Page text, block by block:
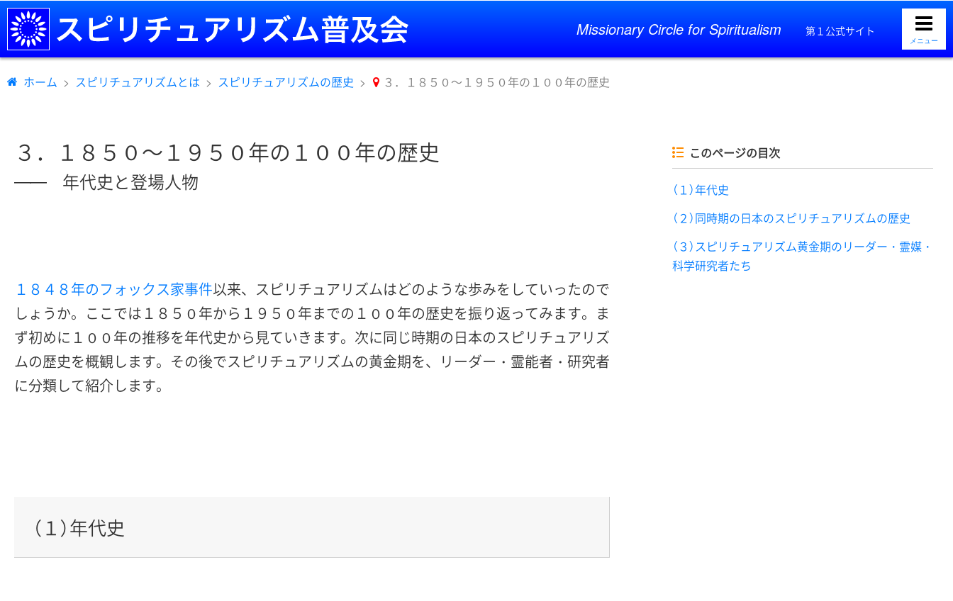
Missionary Circle for Spiritualism 第１公式サイト
メニュー
ホーム スピリチュアリズムとは スピリチュアリズムの歴史 ３．１８５０～１９５０年の１００年の歴史
３．１８５０～１９５０年の１００年の歴史
―― 年代史と登場人物
１８４８年のフォックス家事件以来、スピリチュアリズムはどのような歩みをしていったので
しょうか。ここでは１８５０年から１９５０年までの１００年の歴史を振り返ってみます。ま
ず初めに１００年の推移を年代史から見ていきます。次に同じ時期の日本のスピリチュアリズ
ムの歴史を概観します。その後でスピリチュアリズムの黄金期を、リーダー・霊能者・研究者
に分類して紹介します。
このページの目次
（１）年代史
（２）同時期の日本のスピリチュアリズムの歴史
（３）スピリチュアリズム黄金期のリーダー・霊媒・
科学研究者たち
（１）年代史